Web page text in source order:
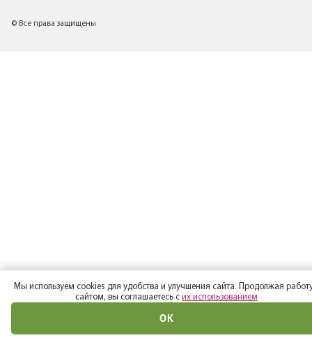
© Все права защищены
Мы используем cookies для удобства и улучшения сайта. Продолжая
сайтом, вы соглашаетесь с их использованием
ОК